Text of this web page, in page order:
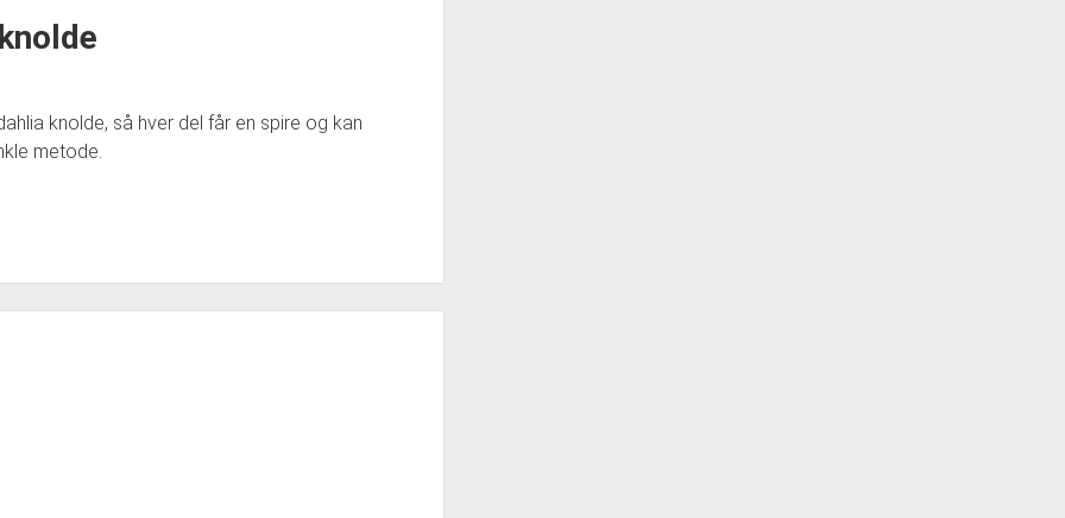
knolde, så hver del får en spire og kan
metode.